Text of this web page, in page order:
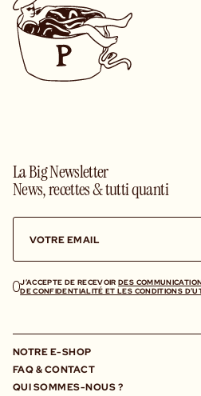
La Big Newsletter
News, recettes & tutti quanti
J’ACCEPTE DE RECEVOIRDES
DE CONFIDENTIALITÉ ET LES CONDITIONS
NOTRE E-SHOP
FAQ & CONTACT
QUI SOMMES-NOUS ?